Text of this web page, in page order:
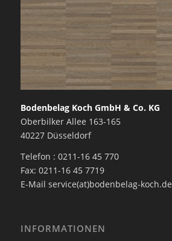
Bodenbelag Koch GmbH & Co. KG
Oberbilker Allee 163-165
40227 Düsseldorf
Telefon : 0211-16 45 770
Fax: 0211-16 45 7719
E-Mail service(at)bodenbelag-koch.de
INFORMATIONEN